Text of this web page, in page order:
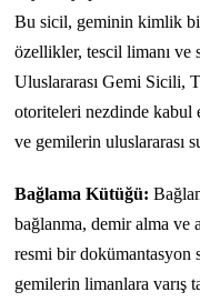
Bu sicil, geminin kimlik
özellikler, tescil limanı ve
Uluslararası Gemi Sicili,
otoriteleri nezdinde kabul
ve gemilerin uluslararası
Bağlama Kütüğü:
bağlanma, demir alma ve
resmi bir dokümantasyon
gemilerin limanlara varış